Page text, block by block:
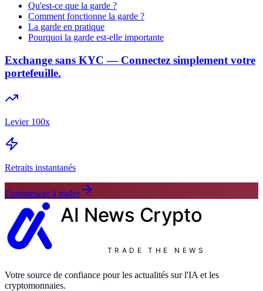
Qu'est-ce que la garde ?
Comment fonctionne la garde ?
La garde en pratique
Pourquoi la garde est-elle importante
Exchange sans KYC — Connectez simplement votre
portefeuille.
Levier 100x
Retraits instantanés
Commencer à trader
AI News Crypto
TRADE THE NEWS
Votre source de confiance pour les actualités sur l'IA et les
cryptomonnaies.